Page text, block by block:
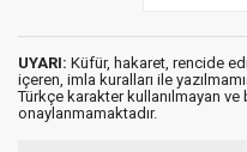
UYARI: Küfür, hakaret, rencide
içeren, imla kuralları ile
Türkçe karakter kullanılmayan
onaylanmamaktadır.